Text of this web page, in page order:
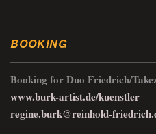
BOOKING
Booking for Duo Friedrich/
www.burk-artist.de/kuenstler
regine.burk@reinhold-